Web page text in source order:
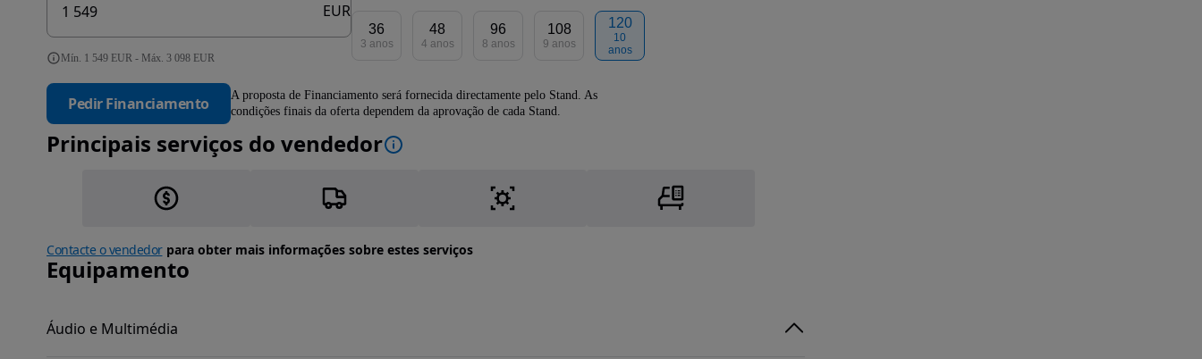
EUR
Mín. 1 549 EUR - Máx. 3 098 EUR
36
3 anos
48
4 anos
96
8 anos
108
9 anos
120
10
anos
Pedir Financiamento
A proposta de Financiamento será fornecida directamente pelo Stand. As
condições finais da oferta dependem da aprovação de cada Stand.
Principais serviços do vendedor
Contacte o vendedorpara obter mais informações sobre estes serviços
Equipamento
Áudio e Multimédia